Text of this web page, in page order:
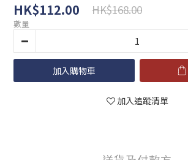
HK$112.00 HK$168.00
數量
加入購物車
加入追蹤清單